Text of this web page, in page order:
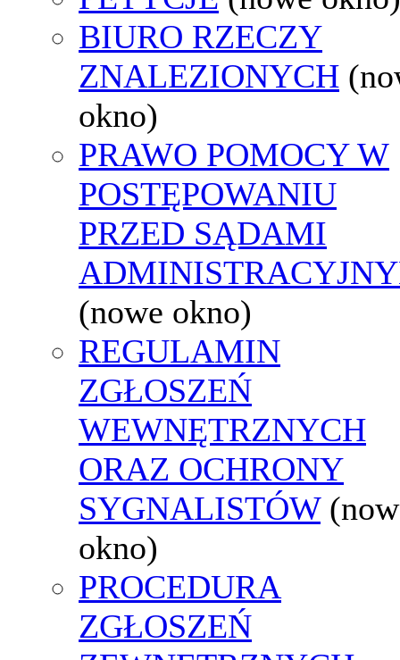
BIURO RZECZY
ZNALEZIONYCH
okno)
PRAWO POMOCY W
POSTĘPOWANIU
PRZED SĄDAMI
(nowe okno)
REGULAMIN
ZGŁOSZEŃ
WEWNĘTRZNYCH
ORAZ OCHRONY
SYGNALISTÓW
okno)
PROCEDURA
ZGŁOSZEŃ